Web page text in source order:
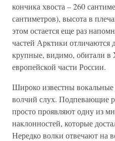
кончика хвоста – 260
сантиметров), высота в
этом остается еще раз
частей Арктики отличаются
крупные, видимо, обитали в
европейской части России.
Широко известны
волчий слух. Подпевающие
просто проявляют одну из
наклонностей, которые
Нередко волки отвечают на